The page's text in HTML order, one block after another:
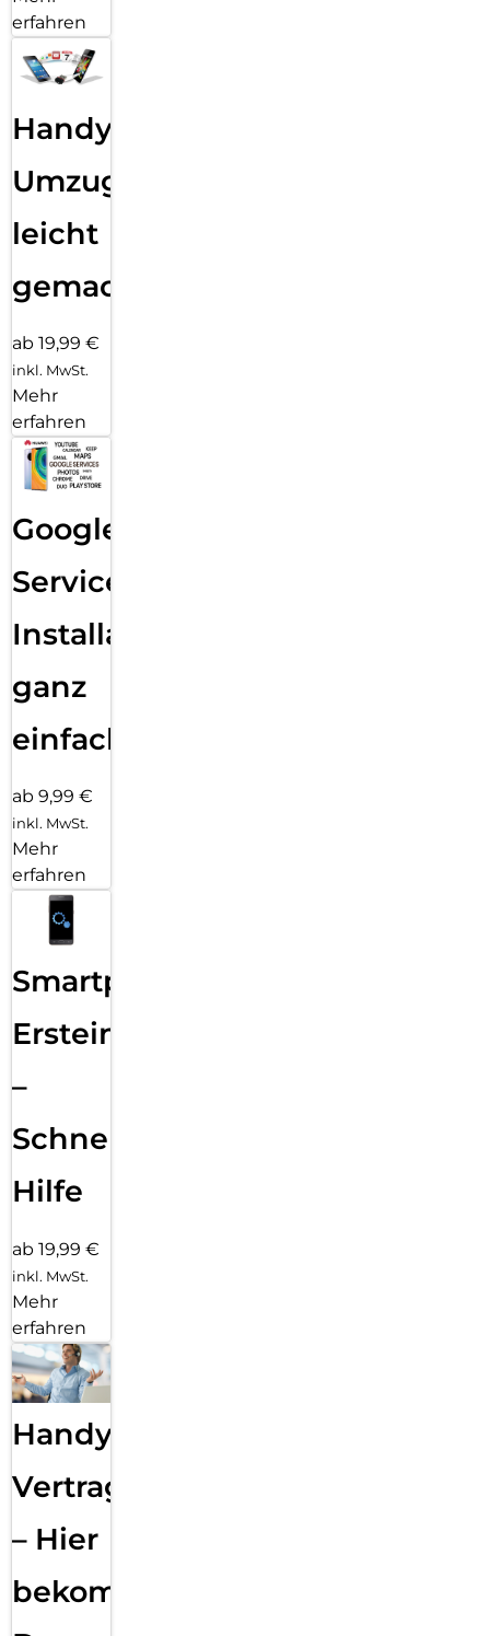
erfahren
Handy
Umzug
leicht
gemacht!
ab 19,99 €
inkl. MwSt.
Mehr
erfahren
Google
Services
Installation
ganz
einfach
ab 9,99 €
inkl. MwSt.
Mehr
erfahren
Smartphone
Ersteinrichtung
–
Schnelle
Hilfe
ab 19,99 €
inkl. MwSt.
Mehr
erfahren
Handy
Vertragsabwicklung
– Hier
bekommst